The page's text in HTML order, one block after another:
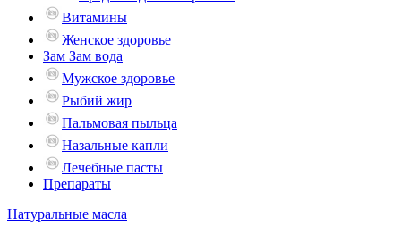
Витамины
Женское здоровье
Зам Зам вода
Мужское здоровье
Рыбий жир
Пальмовая пыльца
Назальные капли
Лечебные пасты
Препараты
Натуральные масла